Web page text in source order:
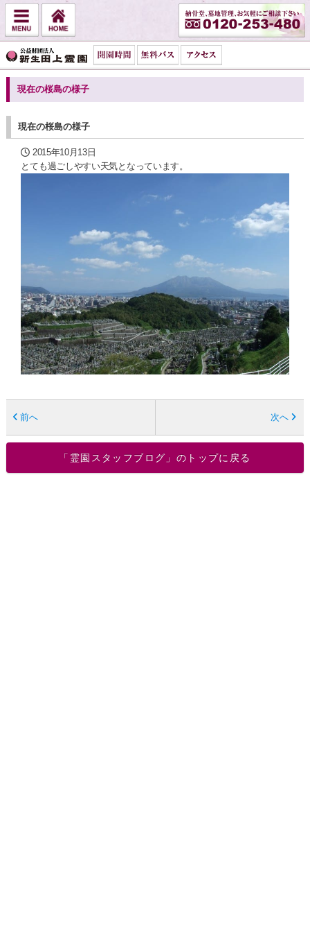
現在の桜島の様子
現在の桜島の様子
2015年10月13日
とても過ごしやすい天気となっています。
前へ 次へ
「霊園スタッフブログ」のトップに戻る